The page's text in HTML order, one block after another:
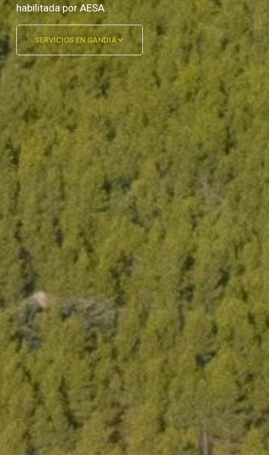
habilitada por AESA.
SERVICIOS EN GANDIA